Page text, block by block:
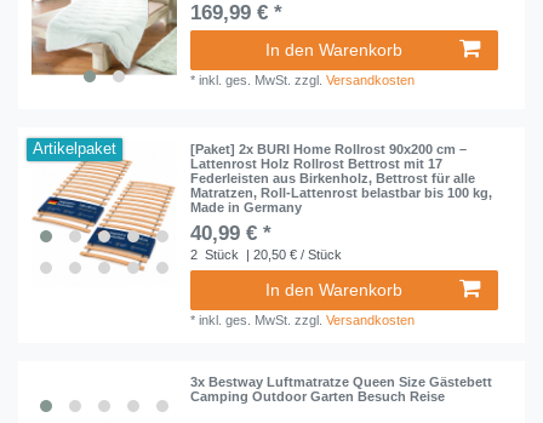
169,99 € *
In den Warenkorb
*inkl. ges. MwSt. zzgl.Versandkosten
Artikelpaket
[Paket] 2x BURI Home Rollrost 90x200 cm –
Lattenrost Holz Rollrost Bettrost mit 17
Federleisten aus Birkenholz, Bettrost für alle
Matratzen, Roll-Lattenrost belastbar bis 100 kg,
Made in Germany
40,99 € *
2 Stück | 20,50 € / Stück
In den Warenkorb
*inkl. ges. MwSt. zzgl.Versandkosten
3x Bestway Luftmatratze Queen Size Gästebett
Camping Outdoor Garten Besuch Reise